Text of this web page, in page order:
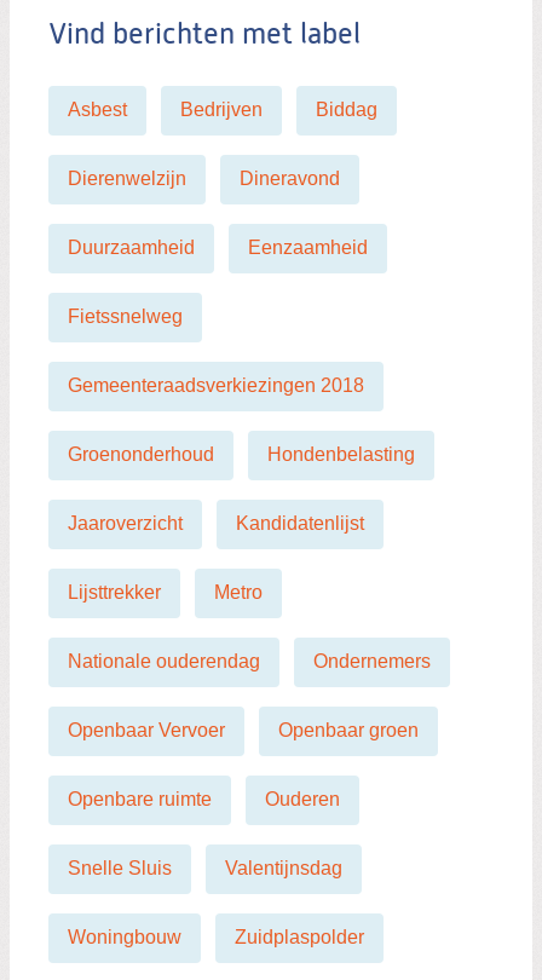
r
h
Vind berichten met label
Asbest Bedrijven Biddag
Dierenwelzijn Dineravond
Duurzaamheid Eenzaamheid
Fietssnelweg
Gemeenteraadsverkiezingen 2018
Groenonderhoud Hondenbelasting
Jaaroverzicht Kandidatenlijst
Lijsttrekker Metro
Nationale ouderendag Ondernemers
Openbaar Vervoer Openbaar groen
Openbare ruimte Ouderen
Snelle Sluis Valentijnsdag
Woningbouw Zuidplaspolder